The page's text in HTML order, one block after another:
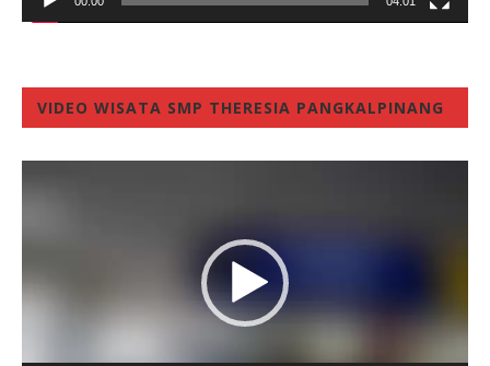
VIDEO WISATA SMP THERESIA PANGKALPINANG